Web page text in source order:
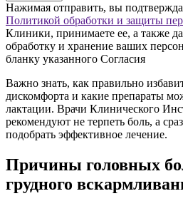
Нажимая отправить, вы
Политикой обработки и защиты
Клиники, принимаете ее, а также
обработку и хранение ваших
бланку указанного Согласия
Важно знать, как правильно
дискомфорта и какие препараты
лактации. Врачи Клинического
рекомендуют не терпеть боль, а
подобрать эффективное лечение.
Причины головных
грудного